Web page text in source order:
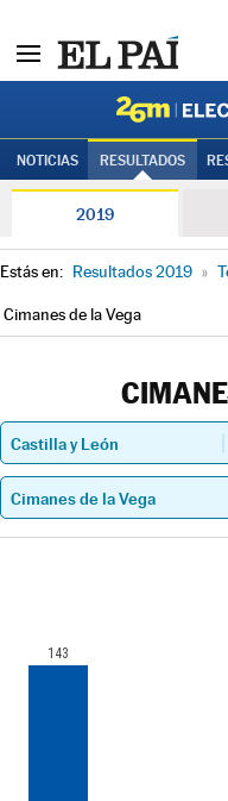
NOTICIAS RESULTADOS
2019
Estás en: Resultados 2019 »
Cimanes de la Vega
143